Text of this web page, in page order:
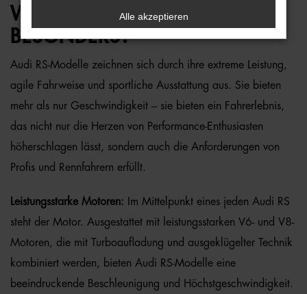
WAS MACHT AUDI RS SO
BESONDERS?
Audi RS-Modelle zeichnen sich durch ihre extreme Leistung,
agile Fahrweise und sportliche Ausstattung aus. Sie bieten
mehr als nur Geschwindigkeit – sie bieten ein Fahrerlebnis,
das nicht nur die Herzen von Performance-Enthusiasten
höherschlagen lässt, sondern auch die Anforderungen von
Profis und Rennfahrern erfüllt.
Leistungsstarke Motoren: Im Mittelpunkt eines jeden Audi RS
steht der Motor. Ausgestattet mit leistungsstarken V6- und V8-
Motoren, die mit Turboaufladung und ausgeklügelter Technik
kombiniert werden, bieten Audi RS-Modelle eine
beeindruckende Beschleunigung und Höchstgeschwindigkeit.
Alle akzeptieren